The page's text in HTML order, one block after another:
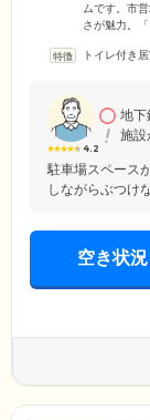
ムです。市
さが魅力。
ので、ぜひ
ー構造の快
トイレ付き
4.2
地下
施設
駐車場スペース
しながらぶつけ
空き状